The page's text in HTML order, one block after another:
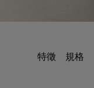
特徵 規格